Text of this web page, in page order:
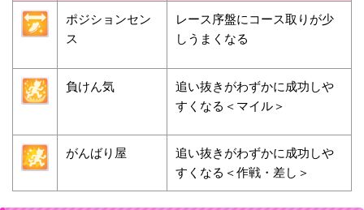
ポジションセン
ス
レース序盤にコース取りが少
しうまくなる
負けん気
追い抜きがわずかに成功しや
すくなる＜マイル＞
がんばり屋
追い抜きがわずかに成功しや
すくなる＜作戦・差し＞